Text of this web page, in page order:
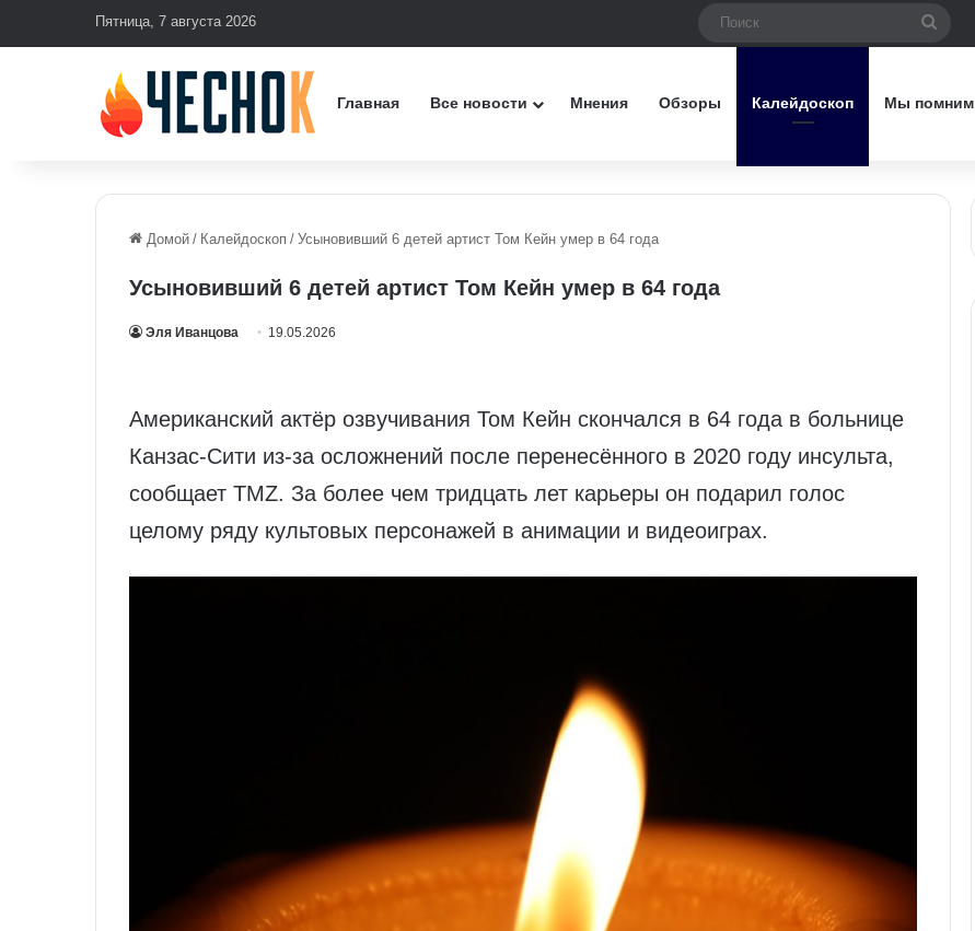
Пятница, 7 августа 2026
Главная Все новости Мнения Обзоры Калейдоскоп Мы помним
Домой / Калейдоскоп / Усыновивший 6 детей артист Том Кейн умер в 64 года
Усыновивший 6 детей артист Том Кейн умер в 64 года
Эля Иванцова 19.05.2026
Американский актёр озвучивания Том Кейн скончался в 64 года в больнице
Канзас‑Сити из‑за осложнений после перенесённого в 2020 году инсульта,
сообщает TMZ. За более чем тридцать лет карьеры он подарил голос
целому ряду культовых персонажей в анимации и видеоиграх.